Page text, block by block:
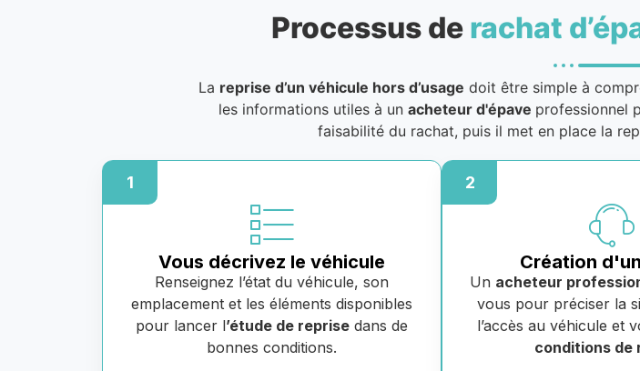
Processus de rachat
La reprise d’un véhicule hors d’usage doit être simple à
les informations utiles à un acheteur d'épave professionnel
faisabilité du rachat, puis il met en place la
1
Vous décrivez le véhicule
Renseignez l’état du véhicule, son
emplacement et les éléments disponibles
pour lancer l’étude de reprise dans de
bonnes conditions.
2
Création
Un acheteur
vous pour préciser la
l’accès au véhicule et
conditions de